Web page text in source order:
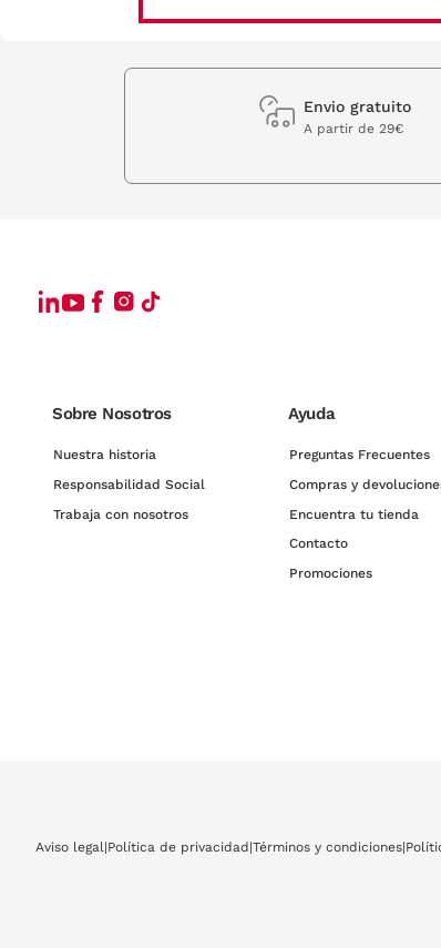
Envio gratuito
A partir de 29€
Sobre Nosotros
Nuestra historia
Responsabilidad Social
Trabaja con nosotros
Ayuda
Preguntas Frecuentes
Compras y
Encuentra tu tienda
Contacto
Promociones
Aviso legal|Política de privacidad |Términos y condiciones|